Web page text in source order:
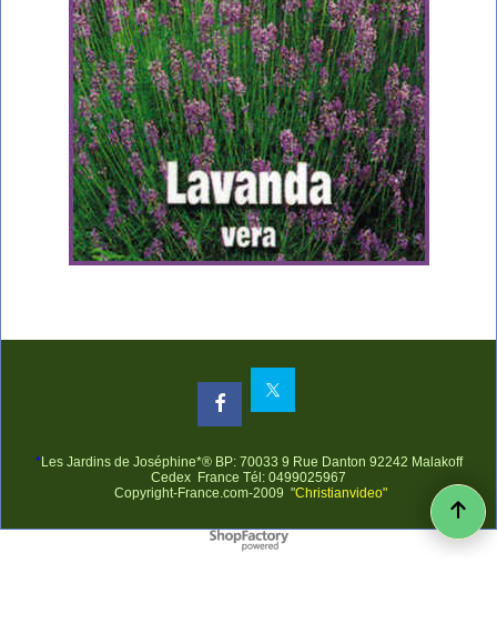
*Les Jardins de Joséphine*® BP: 70033 9 Rue Danton 92242 Malakoff
Cedex France Tél: 0499025967
Copyright-France.com-2009 "Christianvideo"
Boutique en ligne créés avec le logiciel eCommerce ShopFactory